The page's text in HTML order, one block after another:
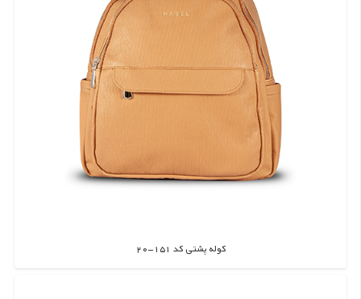
کوله پشتی کد 151-20
اطلاعات بیشتر